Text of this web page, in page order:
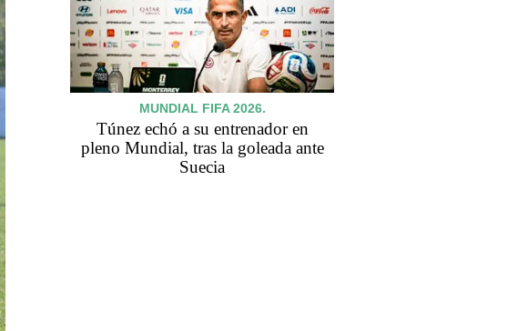
MUNDIAL FIFA 2026.
Túnez echó a su entrenador en
pleno Mundial, tras la goleada ante
Suecia